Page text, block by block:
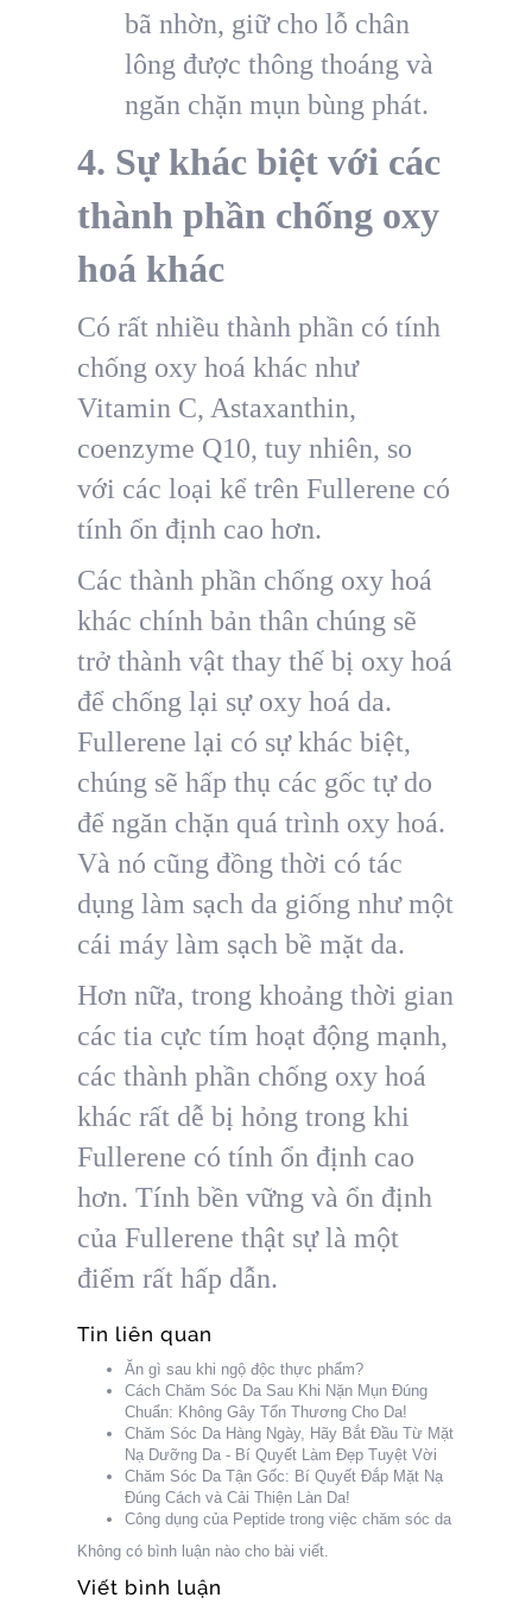
bã nhờn, giữ cho lỗ chân
lông được thông thoáng và
ngăn chặn mụn bùng phát.
4. Sự khác biệt với các
thành phần chống oxy
hoá khác
Có rất nhiều thành phần có tính
chống oxy hoá khác như
Vitamin C, Astaxanthin,
coenzyme Q10, tuy nhiên, so
với các loại kể trên Fullerene có
tính ổn định cao hơn.
Các thành phần chống oxy hoá
khác chính bản thân chúng sẽ
trở thành vật thay thế bị oxy hoá
để chống lại sự oxy hoá da.
Fullerene lại có sự khác biệt,
chúng sẽ hấp thụ các gốc tự do
để ngăn chặn quá trình oxy hoá.
Và nó cũng đồng thời có tác
dụng làm sạch da giống như một
cái máy làm sạch bề mặt da.
Hơn nữa, trong khoảng thời gian
các tia cực tím hoạt động mạnh,
các thành phần chống oxy hoá
khác rất dễ bị hỏng trong khi
Fullerene có tính ổn định cao
hơn. Tính bền vững và ổn định
của Fullerene thật sự là một
điểm rất hấp dẫn.
Tin liên quan
Ăn gì sau khi ngộ độc thực phẩm?
Cách Chăm Sóc Da Sau Khi Nặn Mụn Đúng
Chuẩn: Không Gây Tổn Thương Cho Da!
Chăm Sóc Da Hàng Ngày, Hãy Bắt Đầu Từ Mặt
Nạ Dưỡng Da - Bí Quyết Làm Đẹp Tuyệt Vời
Chăm Sóc Da Tận Gốc: Bí Quyết Đắp Mặt Nạ
Đúng Cách và Cải Thiện Làn Da!
Công dụng của Peptide trong việc chăm sóc da
Không có bình luận nào cho bài viết.
Viết bình luận